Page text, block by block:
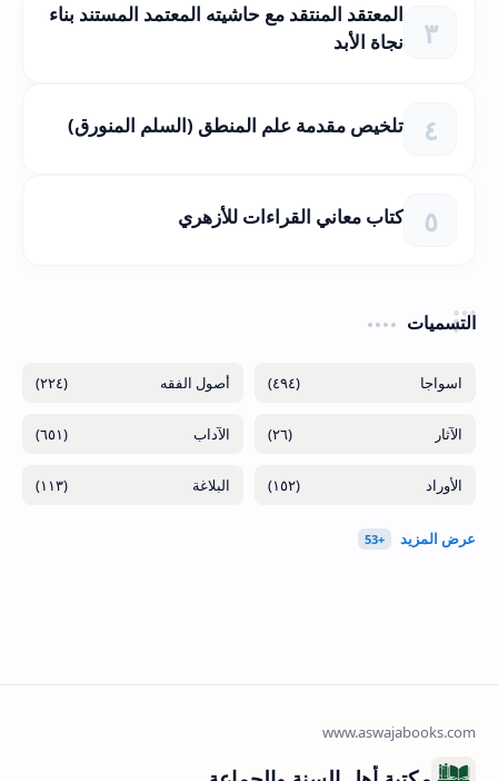
المعتقد المنتقد مع حاشيته المعتمد المستند بناء
نجاة الأبد
تلخيص مقدمة علم المنطق (السلم المنورق)
كتاب معاني القراءات للأزهري
التسميات
(٤٩٤) (٢٢٤)
(٢٦) (٦٥١)
(١٥٢) (١١٣)